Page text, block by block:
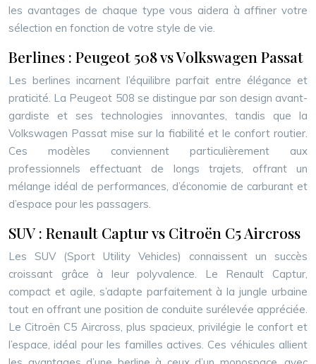
les avantages de chaque type vous aidera à affiner votre
sélection en fonction de votre style de vie.
Berlines : Peugeot 508 vs Volkswagen Passat
Les berlines incarnent l’équilibre parfait entre élégance et
praticité. La Peugeot 508 se distingue par son design avant-
gardiste et ses technologies innovantes, tandis que la
Volkswagen Passat mise sur la fiabilité et le confort routier.
Ces modèles conviennent particulièrement aux
professionnels effectuant de longs trajets, offrant un
mélange idéal de performances, d’économie de carburant et
d’espace pour les passagers.
SUV : Renault Captur vs Citroën C5 Aircross
Les SUV (Sport Utility Vehicles) connaissent un succès
croissant grâce à leur polyvalence. Le Renault Captur,
compact et agile, s’adapte parfaitement à la jungle urbaine
tout en offrant une position de conduite surélevée appréciée.
Le Citroën C5 Aircross, plus spacieux, privilégie le confort et
l’espace, idéal pour les familles actives. Ces véhicules allient